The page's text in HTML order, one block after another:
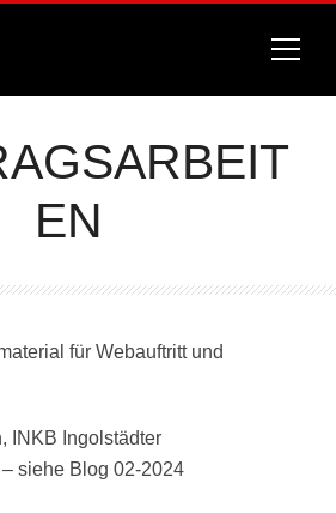
EN
für Webauftritt und
INKB Ingolstädter
siehe Blog 02-2024